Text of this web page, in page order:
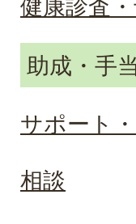
健康診査
助成・手当
サポート
相談